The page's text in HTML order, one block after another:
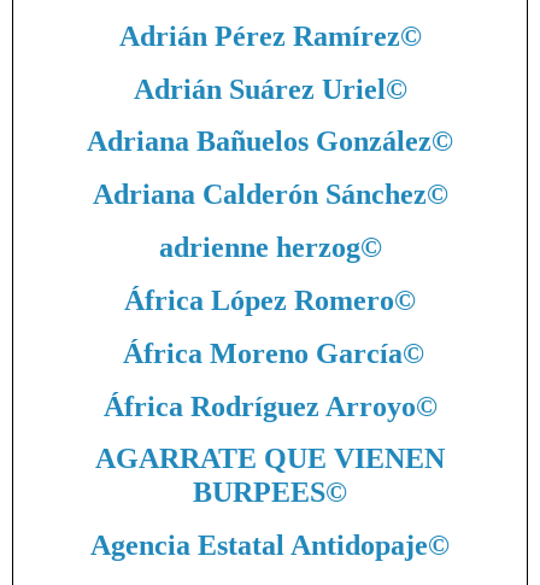
Adrián Pérez Ramírez©
Adrián Suárez Uriel©
Adriana Bañuelos González©
Adriana Calderón Sánchez©
adrienne herzog©
África López Romero©
África Moreno García©
África Rodríguez Arroyo©
AGARRATE QUE VIENEN
BURPEES©
Agencia Estatal Antidopaje©